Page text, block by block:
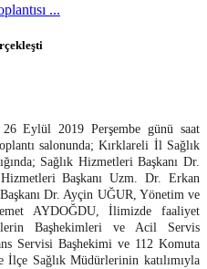
...
Eylül 2019 Perşembe günü saat
salonunda;Kırklareli İl Sağlık
Sağlık Hizmetleri Başkanı Dr.
Başkanı Uzm. Dr. Erkan
Dr. Ayçin UĞUR, Yönetim ve
AYDOĞDU, İlimizde faaliyet
Başhekimleri ve Acil Servis
Servisi Başhekimi ve 112 Komuta
Sağlık Müdürlerinin katılımıyla